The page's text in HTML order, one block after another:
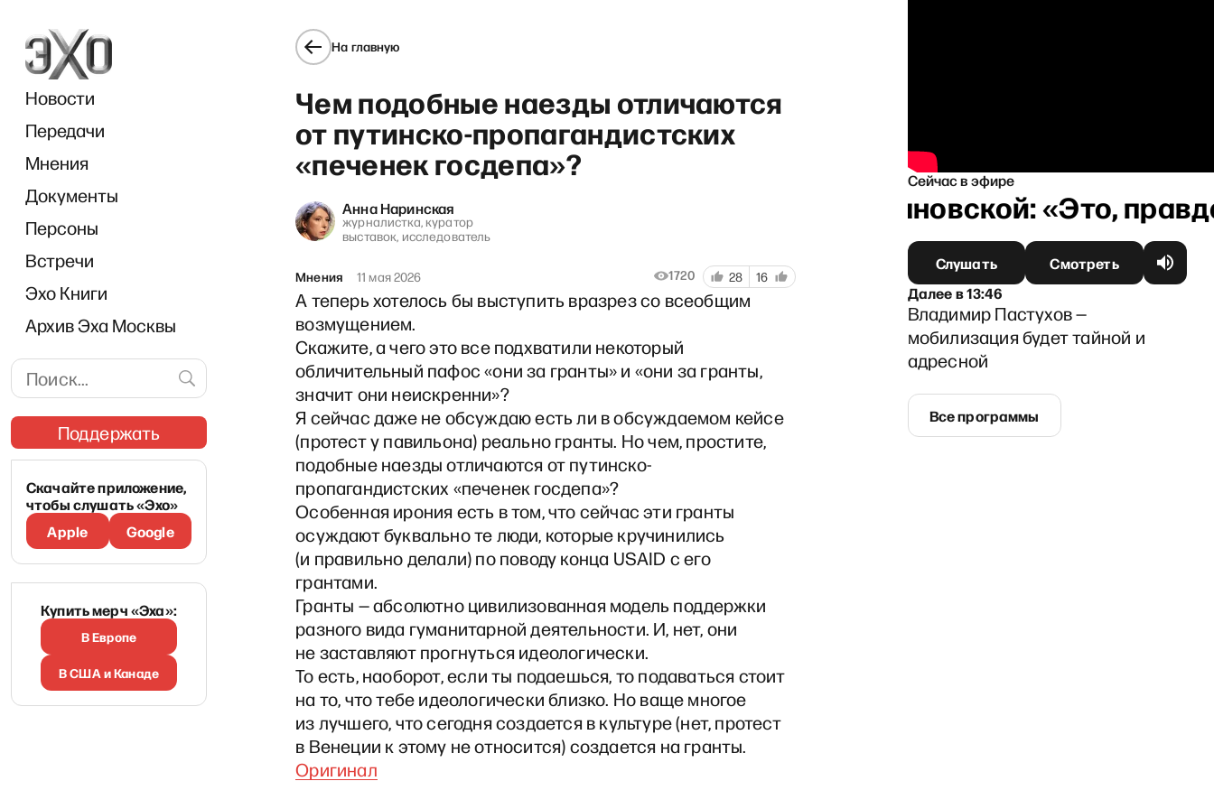
Новости
Передачи
Мнения
Документы
Персоны
Встречи
Эхо Книги
Архив Эха Москвы
Поддержать
Скачайте приложение,
чтобы слушать «Эхо»
Apple
Google
Купить мерч «Эха»:
В Европе
В США и Канаде
На главную
Чем подобные наезды отличаются
от путинско-пропагандистских
«печенек госдепа»?
Анна Наринская
журналистка, куратор
выставок, исследователь
Мнения 11 мая 2026 1720 28 16
А теперь хотелось бы выступить вразрез со всеобщим
возмущением.
Скажите, а чего это все подхватили некоторый
обличительный пафос «они за гранты» и «они за гранты,
значит они неискренни»?
Я сейчас даже не обсуждаю есть ли в обсуждаемом кейсе
(протест у павильона) реально гранты. Но чем, простите,
подобные наезды отличаются от путинско-
пропагандистских «печенек госдепа»?
Особенная ирония есть в том, что сейчас эти гранты
осуждают буквально те люди, которые кручинились
(и правильно делали) по поводу конца USAID c его
грантами.
Гранты — абсолютно цивилизованная модель поддержки
разного вида гуманитарной деятельности. И, нет, они
не заставляют прогнуться идеологически.
То есть, наоборот, если ты подаешься, то подаваться стоит
на то, что тебе идеологически близко. Но ваще многое
из лучшего, что сегодня создается в культуре (нет, протест
в Венеции к этому не относится) создается на гранты.
Оригинал
Сейчас в эфире
«И грянул Грэм» со Светланой Тихановской: «Это,
Слушать
Смотреть
Далеев13:46
Владимир Пастухов —
мобилизация будет тайной и
адресной
Все программы